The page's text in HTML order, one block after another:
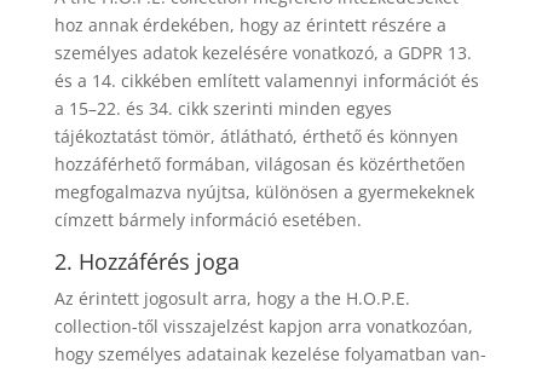
hoz annak érdekében, hogy az érintett részére a
személyes adatok kezelésére vonatkozó, a GDPR 13.
és a 14. cikkében említett valamennyi információt és
a 15–22. és 34. cikk szerinti minden egyes
tájékoztatást tömör, átlátható, érthető és könnyen
hozzáférhető formában, világosan és közérthetően
megfogalmazva nyújtsa, különösen a gyermekeknek
címzett bármely információ esetében.
2. Hozzáférés joga
Az érintett jogosult arra, hogy a the H.O.P.E.
collection-től visszajelzést kapjon arra vonatkozóan,
hogy személyes adatainak kezelése folyamatban van-